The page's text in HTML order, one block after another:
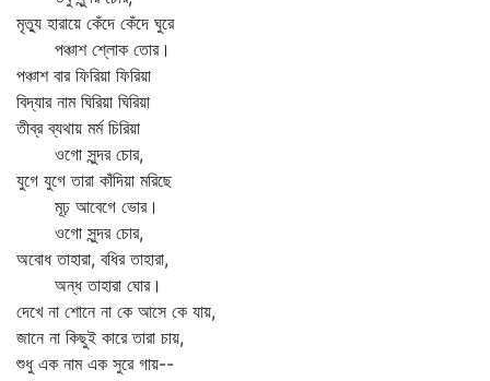
মৃত্যু হারায়ে কেঁদে কেঁদে ঘুরে
পঞ্চাশ শ্লোক তোর।
পঞ্চাশ বার ফিরিয়া ফিরিয়া
বিদ্যার নাম ঘিরিয়া ঘিরিয়া
তীব্র ব্যথায় মর্ম চিরিয়া
ওগো সুন্দর চোর,
যুগে যুগে তারা কাঁদিয়া মরিছে
মূঢ় আবেগে ভোর।
ওগো সুন্দর চোর,
অবোধ তাহারা, বধির তাহারা,
অন্ধ তাহারা ঘোর।
দেখে না শোনে না কে আসে কে যায়,
জানে না কিছুই কারে তারা চায়,
শুধু এক নাম এক সুরে গায়--